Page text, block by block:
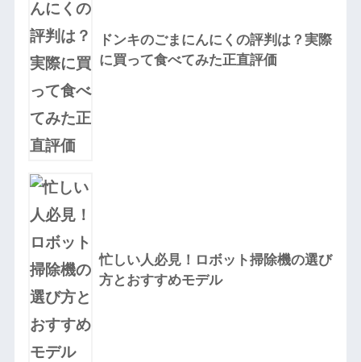
ドンキのごまにんにくの評判は？実際
に買って食べてみた正直評価
忙しい人必見！ロボット掃除機の選び
方とおすすめモデル